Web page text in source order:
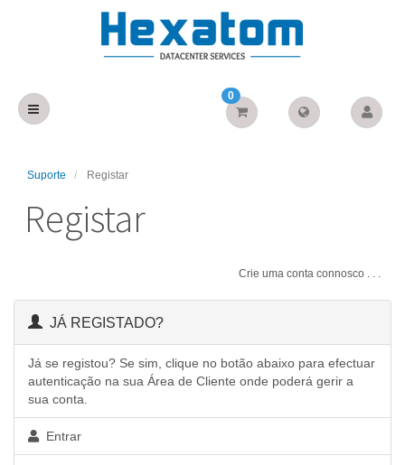
0
Suporte Registar
Registar
Crie uma conta connosco . . .
JÁ REGISTADO?
Já se registou? Se sim, clique no botão abaixo para efectuar
autenticação na sua Área de Cliente onde poderá gerir a
sua conta.
Entrar